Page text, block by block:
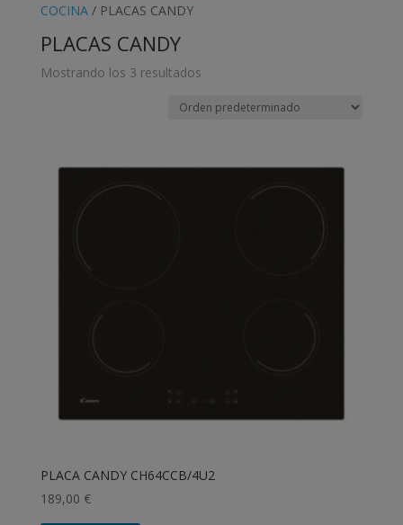
COCINA/ PLACAS CANDY
PLACAS CANDY
Mostrando los 3 resultados
PLACA CANDY CH64CCB/4U2
189,00 €